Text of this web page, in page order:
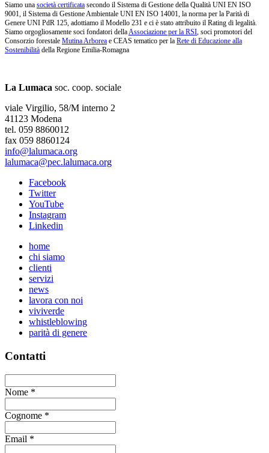
Siamo una società certificata secondo il Sistema di Gestione della Qualità UNI EN ISO
9001, il Sistema di Gestione Ambientale UNI EN ISO 14001, la norma per la Parità di
Genere UNI PdR 125, adottiamo il Modello 231 e ci è stato attribuito il Rating di legalità.
Siamo orgogliosamente soci fondatori dellaAssociazione per la RSI, soci promotori del
Consorzio forestale Mutina Arborea e CEAS tematico per la Rete di Educazione alla
Sostenibilità della Regione Emilia-Romagna
La Lumaca soc. coop. sociale
viale Virgilio, 58/M interno 2
41123 Modena
tel. 059 8860012
fax 059 8860124
info@lalumaca.org
lalumaca@pec.lalumaca.org
Facebook
Twitter
YouTube
Instagram
Linkedin
home
chi siamo
clienti
servizi
news
lavora con noi
viviverde
whistleblowing
parità di genere
Contatti
Nome *
Cognome *
Email *